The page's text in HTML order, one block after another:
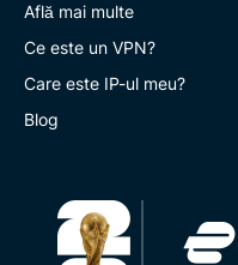
Află mai multe
Ce este un VPN?
Care este IP-ul meu?
Blog